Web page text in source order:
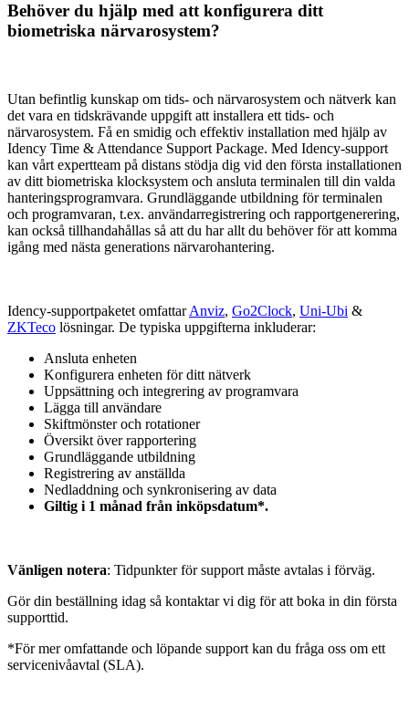
Behöver du hjälp med att konfigurera ditt
biometriska närvarosystem?
Utan befintlig kunskap om tids- och närvarosystem och nätverk kan
det vara en tidskrävande uppgift att installera ett tids- och
närvarosystem. Få en smidig och effektiv installation med hjälp av
Idency Time & Attendance Support Package. Med Idency-support
kan vårt expertteam på distans stödja dig vid den första installationen
av ditt biometriska klocksystem och ansluta terminalen till din valda
hanteringsprogramvara. Grundläggande utbildning för terminalen
och programvaran, t.ex. användarregistrering och rapportgenerering,
kan också tillhandahållas så att du har allt du behöver för att komma
igång med nästa generations närvarohantering.
Idency-supportpaketet omfattarAnviz, Go2Clock, Uni-Ubi &
ZKTeco lösningar. De typiska uppgifterna inkluderar:
Ansluta enheten
Konfigurera enheten för ditt nätverk
Uppsättning och integrering av programvara
Lägga till användare
Skiftmönster och rotationer
Översikt över rapportering
Grundläggande utbildning
Registrering av anställda
Nedladdning och synkronisering av data
Giltig i 1 månad från inköpsdatum*.
Vänligen notera: Tidpunkter för support måste avtalas i förväg.
Gör din beställning idag så kontaktar vi dig för att boka in din första
supporttid.
*För mer omfattande och löpande support kan du fråga oss om ett
servicenivåavtal (SLA).